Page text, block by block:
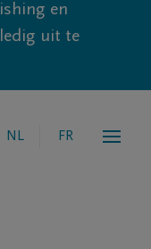
en
uit te
NL FR